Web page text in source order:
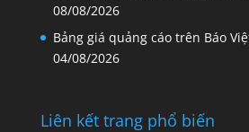
08/08/2026
Bảng giá quảng cáo trên Báo
04/08/2026
Liên kết trang phổ biến